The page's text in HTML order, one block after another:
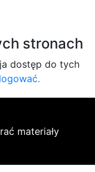
stronach
dostęp do tych
materiały